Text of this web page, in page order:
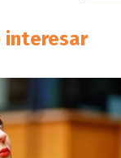
interesar